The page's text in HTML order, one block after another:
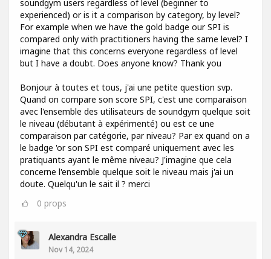
soundgym users regardless of level (beginner to
experienced) or is it a comparison by category, by level?
For example when we have the gold badge our SPI is
compared only with practitioners having the same level? I
imagine that this concerns everyone regardless of level
but I have a doubt. Does anyone know? Thank you
Bonjour à toutes et tous, j'ai une petite question svp.
Quand on compare son score SPI, c'est une comparaison
avec l'ensemble des utilisateurs de soundgym quelque soit
le niveau (débutant à expérimenté) ou est ce une
comparaison par catégorie, par niveau? Par ex quand on a
le badge 'or son SPI est comparé uniquement avec les
pratiquants ayant le même niveau? J'imagine que cela
concerne l'ensemble quelque soit le niveau mais j'ai un
doute. Quelqu'un le sait il ? merci
0 props
Alexandra Escalle
Nov 14, 2024